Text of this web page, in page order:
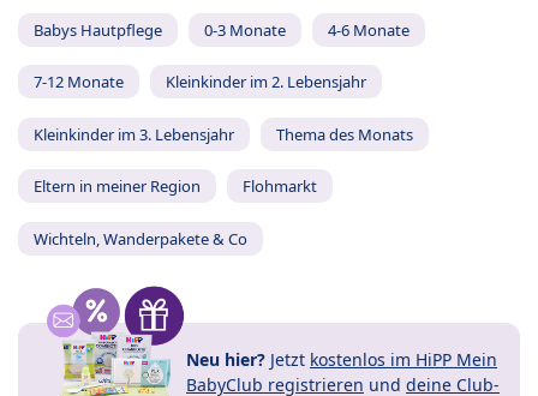
Babys Hautpflege 0-3 Monate 4-6 Monate
7-12 Monate Kleinkinder im 2. Lebensjahr
Kleinkinder im 3. Lebensjahr Thema des Monats
Eltern in meiner Region Flohmarkt
Wichteln, Wanderpakete & Co
Neu hier? Jetzt kostenlos im HiPP Mein
BabyClub registrieren und deine Club-